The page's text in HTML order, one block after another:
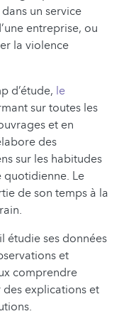
un service
entreprise, ou
la violence
d’étude, le
sur toutes les
et en
des
sur les habitudes
quotidienne. Le
de son temps à la
étudie ses données
et
comprendre
explications et